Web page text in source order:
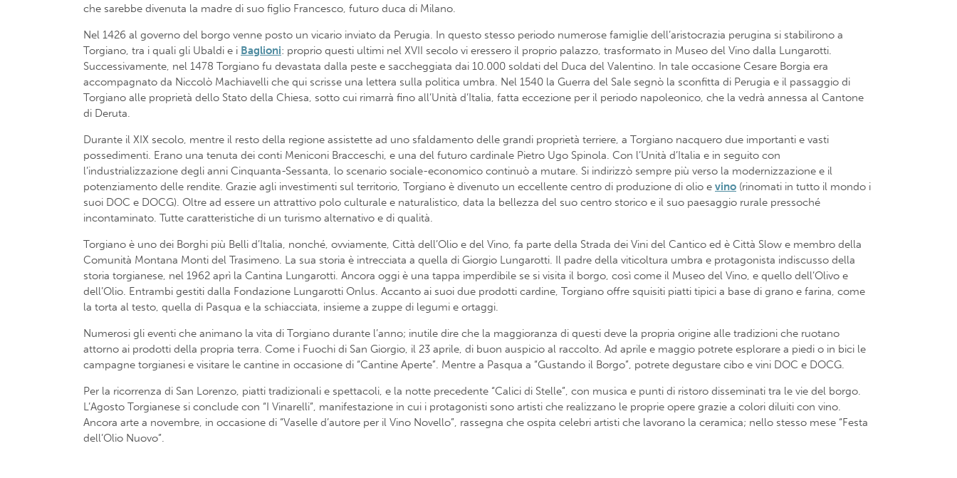
che sarebbe divenuta la madre di suo figlio Francesco, futuro duca di Milano.
Nel 1426 al governo del borgo venne posto un vicario inviato da Perugia. In questo stesso periodo numerose famiglie dell’aristocrazia perugina si stabilirono a
Torgiano, tra i quali gli Ubaldi e i Baglioni: proprio questi ultimi nel XVII secolo vi eressero il proprio palazzo, trasformato in Museo del Vino dalla Lungarotti.
Successivamente, nel 1478 Torgiano fu devastata dalla peste e saccheggiata dai 10.000 soldati del Duca del Valentino. In tale occasione Cesare Borgia era
accompagnato da Niccolò Machiavelli che qui scrisse una lettera sulla politica umbra. Nel 1540 la Guerra del Sale segnò la sconfitta di Perugia e il passaggio di
Torgiano alle proprietà dello Stato della Chiesa, sotto cui rimarrà fino all’Unità d’Italia, fatta eccezione per il periodo napoleonico, che la vedrà annessa al Cantone
di Deruta.
Durante il XIX secolo, mentre il resto della regione assistette ad uno sfaldamento delle grandi proprietà terriere, a Torgiano nacquero due importanti e vasti
possedimenti. Erano una tenuta dei conti Meniconi Bracceschi, e una del futuro cardinale Pietro Ugo Spinola. Con l’Unità d’Italia e in seguito con
l’industrializzazione degli anni Cinquanta-Sessanta, lo scenario sociale-economico continuò a mutare. Si indirizzò sempre più verso la modernizzazione e il
potenziamento delle rendite. Grazie agli investimenti sul territorio, Torgiano è divenuto un eccellente centro di produzione di olio e vino (rinomati in tutto il mondo i
suoi DOC e DOCG). Oltre ad essere un attrattivo polo culturale e naturalistico, data la bellezza del suo centro storico e il suo paesaggio rurale pressoché
incontaminato. Tutte caratteristiche di un turismo alternativo e di qualità.
Torgiano è uno dei Borghi più Belli d’Italia, nonché, ovviamente, Città dell’Olio e del Vino, fa parte della Strada dei Vini del Cantico ed è Città Slow e membro della
Comunità Montana Monti del Trasimeno. La sua storia è intrecciata a quella di Giorgio Lungarotti. Il padre della viticoltura umbra e protagonista indiscusso della
storia torgianese, nel 1962 aprì la Cantina Lungarotti. Ancora oggi è una tappa imperdibile se si visita il borgo, così come il Museo del Vino, e quello dell’Olivo e
dell’Olio. Entrambi gestiti dalla Fondazione Lungarotti Onlus. Accanto ai suoi due prodotti cardine, Torgiano offre squisiti piatti tipici a base di grano e farina, come
la torta al testo, quella di Pasqua e la schiacciata, insieme a zuppe di legumi e ortaggi.
Numerosi gli eventi che animano la vita di Torgiano durante l’anno; inutile dire che la maggioranza di questi deve la propria origine alle tradizioni che ruotano
attorno ai prodotti della propria terra. Come i Fuochi di San Giorgio, il 23 aprile, di buon auspicio al raccolto. Ad aprile e maggio potrete esplorare a piedi o in bici le
campagne torgianesi e visitare le cantine in occasione di “Cantine Aperte”. Mentre a Pasqua a “Gustando il Borgo”, potrete degustare cibo e vini DOC e DOCG.
Per la ricorrenza di San Lorenzo, piatti tradizionali e spettacoli, e la notte precedente “Calici di Stelle”, con musica e punti di ristoro disseminati tra le vie del borgo.
L’Agosto Torgianese si conclude con “I Vinarelli”, manifestazione in cui i protagonisti sono artisti che realizzano le proprie opere grazie a colori diluiti con vino.
Ancora arte a novembre, in occasione di “Vaselle d’autore per il Vino Novello”, rassegna che ospita celebri artisti che lavorano la ceramica; nello stesso mese “Festa
dell’Olio Nuovo”.